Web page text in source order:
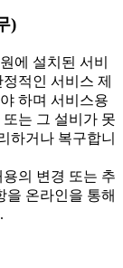
)
에 설치된 서비
적인 서비스 제
하며 서비스용
는 그 설비가 못
하거나 복구합니
의 변경 또는 추
을 온라인을 통해